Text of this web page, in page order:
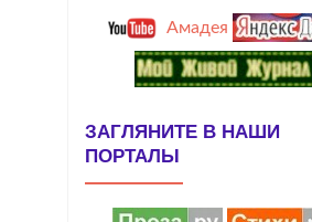
Амадея
ЗАГЛЯНИТЕ В НАШИ
ПОРТАЛЫ